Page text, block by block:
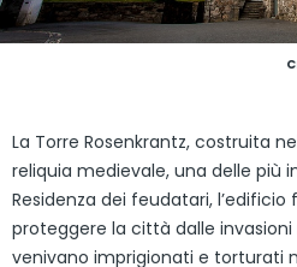
La Torre Rosenkrantz, costruita
reliquia medievale, una delle più
Residenza dei feudatari,
proteggere la città dalle
venivano imprigionati e torturati